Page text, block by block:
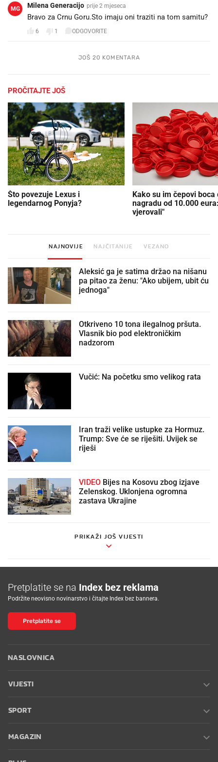
MG Milena Generacijo prije 2 mjeseca
Bravo za Crnu Goru.Sto imaju oni traziti na tom samitu?
6 1 ODGOVORITE
JOŠ 20 KOMENTARA
PROČITAJTE JOŠ
Što povezuje Lexus i
legendarnog Ponyja?
Kako su im čepovi boca
nagradu od 10.000
vjerovali"
NAJNOVIJE NAJČITANIJE VEZANO
Aleksić ga je satima držao na nišanu
pa pitao za ženu: "Ako ubijem, ubit ću
jednoga"
Otkriveno 10 tona ilegalnog pršuta.
Vlasnik bio pod elektroničkim
nadzorom
Vučić: Na početku smo velikog rata
Iran traži velike ustupke za Hormuz.
Trump: Sve će se riješiti. Uvijek se
riješi
VIDEO
Zelenskog. Uklonjena ogromna
zastava Ukrajine
PRIKAŽI JOŠ VIJESTI
Pretplatite se na Index bez reklama
Podržite neovisno novinarstvo i čitajte Index bez bannera.
Pretplatite se
NASLOVNICA
VIJESTI
SPORT
MAGAZIN